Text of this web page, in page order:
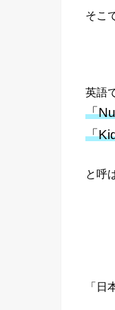
そこ
英語
「
「
と呼
「日